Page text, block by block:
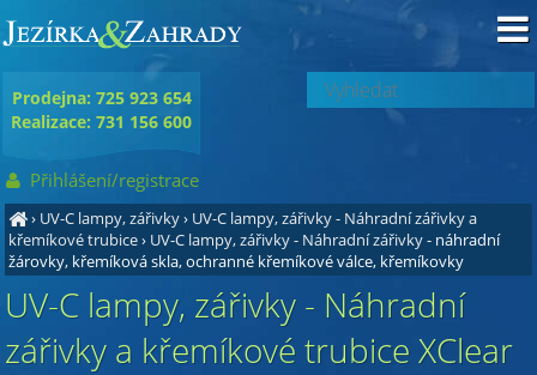
› UV-C lampy, zářivky› UV-C lampy, zářivky - Náhradní zářivky a
křemíkové trubice› UV-C lampy, zářivky - Náhradní zářivky- náhradní
žárovky, křemíková skla, ochranné křemíkové válce, křemíkovky
UV-C lampy, zářivky - Náhradní
zářivky a křemíkové trubice XClear
Prodejna: 725 923 654
Realizace: 731 156 600
Přihlášení/registrace